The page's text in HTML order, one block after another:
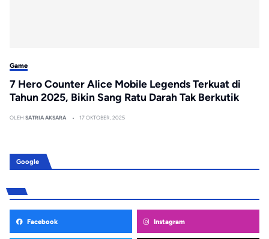
Game
7 Hero Counter Alice Mobile Legends Terkuat di
Tahun 2025, Bikin Sang Ratu Darah Tak Berkutik
OLEH SATRIA AKSARA 17 OKTOBER, 2025
Google
Facebook Instagram